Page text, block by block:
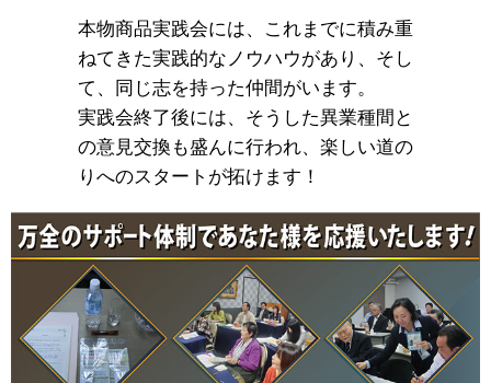
本物商品実践会には、これまでに積み重
ねてきた実践的なノウハウがあり、そし
て、同じ志を持った仲間がいます。
実践会終了後には、そうした異業種間と
の意見交換も盛んに行われ、楽しい道の
りへのスタートが拓けます！